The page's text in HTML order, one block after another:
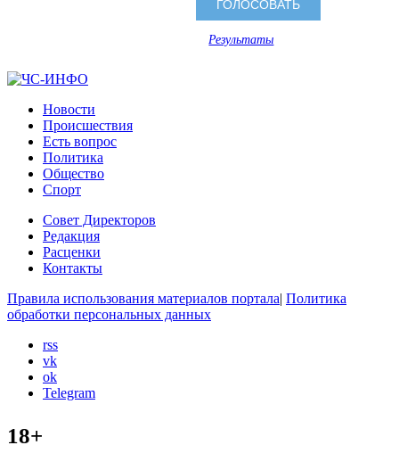
Результаты
Новости
Происшествия
Есть вопрос
Политика
Общество
Спорт
Совет Директоров
Редакция
Расценки
Контакты
Правила использования материалов портала| Политика
обработки персональных данных
rss
vk
ok
Telegram
18+